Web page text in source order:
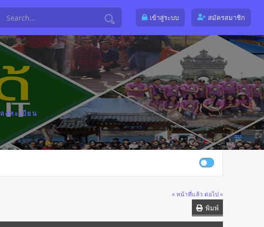
เข้าสู่ระบบ สมัครสมาชิก
ลงทะเบียน
« หน้าที่แล้ว ต่อไป »
พิมพ์